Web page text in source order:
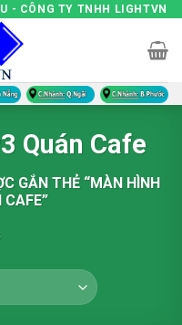
- CÔNG TY TNHH LIGHTVN
Quán Cafe
GẮN THẺ “MÀN HÌNH
CAFE”